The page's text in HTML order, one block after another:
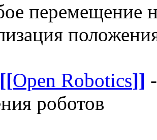
перемещение
[[Open Robotics]]
роботов